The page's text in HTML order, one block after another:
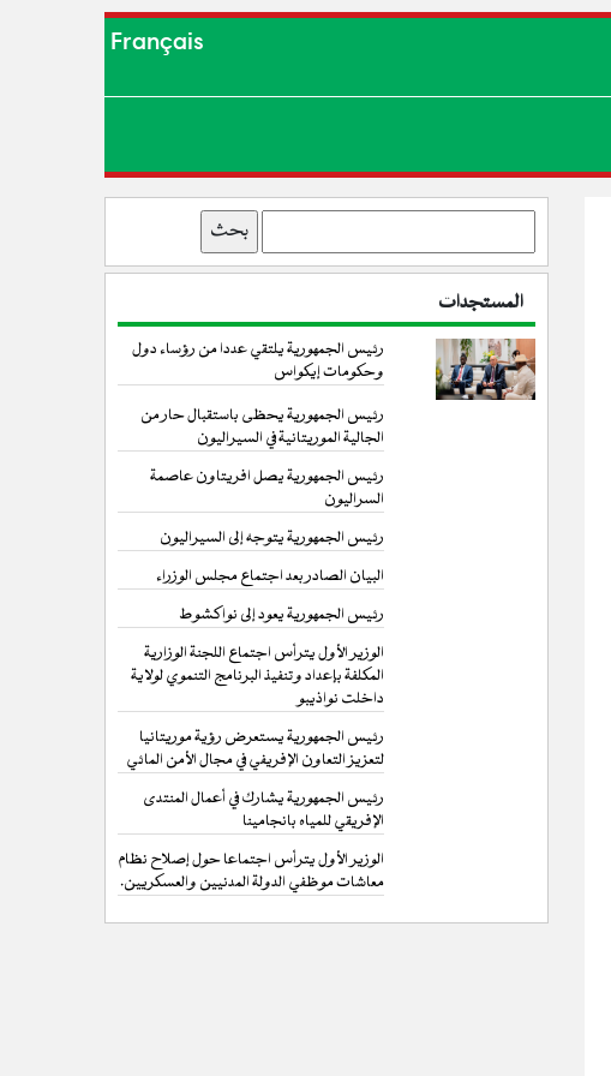
Français
المستجدات
رئيس الجمهورية يلتقي عددا من رؤساء دول
وحكومات إيكواس
رئيس الجمهورية يحظى باستقبال حار من
الجالية الموريتانية في السيراليون
رئيس الجمهورية يصل افريتاون عاصمة
السراليون
رئيس الجمهورية يتوجه إلى السيراليون
البيان الصادر بعد اجتماع مجلس الوزراء
رئيس الجمهورية يعود إلى نواكشوط
الوزير الأول يترأس اجتماع اللجنة الوزارية
المكلفة بإعداد وتنفيذ البرنامج التنموي لولاية
داخلت نواذيبو
رئيس الجمهورية يستعرض رؤية موريتانيا
لتعزيز التعاون الإفريفي في مجال الأمن المائي
رئيس الجمهورية يشارك في أعمال المنتدى
الإفريقي للمياه بانجامينا
الوزير الأول يترأس اجتماعا حول إصلاح نظام
معاشات موظفي الدولة المدنيين والعسكريين.